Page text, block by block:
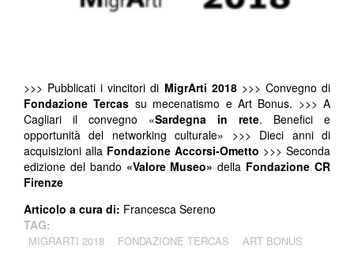
>>> Pubblicati i vincitori di MigrArti 2018 >>> Convegno di
Fondazione Tercas su mecenatismo e Art Bonus. >>> A
Cagliari il convegno «Sardegna in rete. Benefici e
opportunità del networking culturale» >>> Dieci anni di
acquisizioni alla Fondazione Accorsi-Ometto >>> Seconda
edizione del bando «Valore Museo»della Fondazione CR
Firenze
Articolo a cura di: Francesca Sereno
TAG:
MIGRARTI 2018 FONDAZIONE TERCAS
ART BONUS